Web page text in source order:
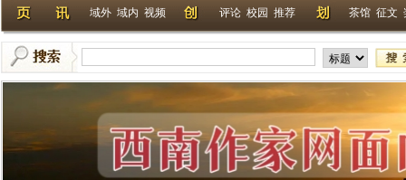
域外 域内 视频
评论 校园 推荐
茶馆 征文